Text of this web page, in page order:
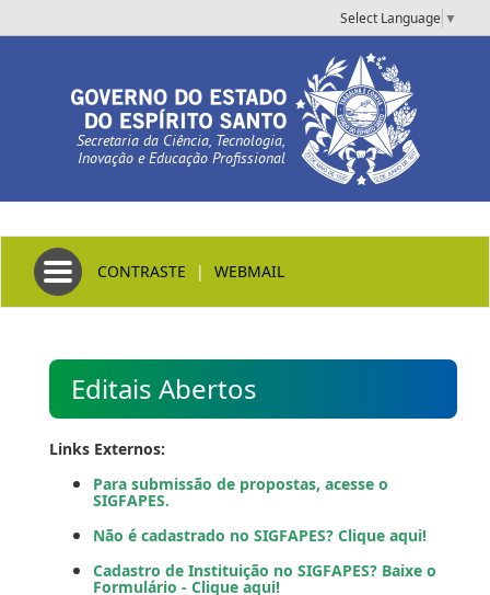
Select Language ▼
Secretaria da Ciência, Tecnologia,
Inovação e Educação Profissional
Toggle navigation
CONTRASTE | WEBMAIL
Editais Abertos
Links Externos:
Para submissão de propostas, acesse o
SIGFAPES.
Não é cadastrado no SIGFAPES? Clique aqui!
Cadastro de Instituição no SIGFAPES? Baixe o
Formulário - Clique aqui!